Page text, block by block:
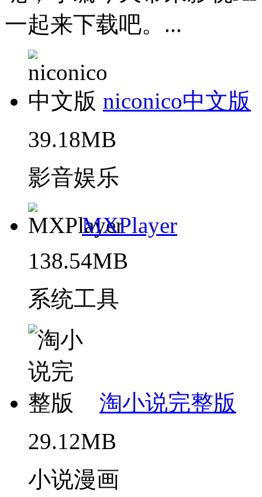
一起来下载吧。...
niconico中文版
39.18MB
影音娱乐
MXPlayer
138.54MB
系统工具
淘小说完整版
29.12MB
小说漫画